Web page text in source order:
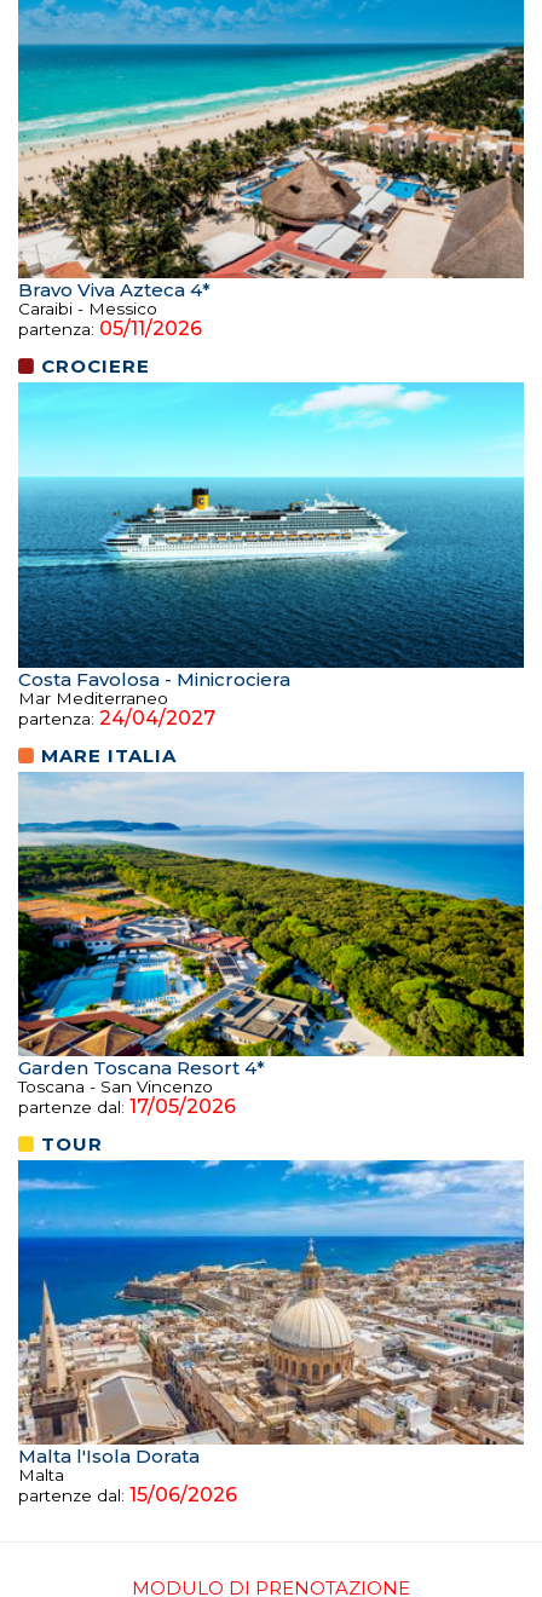
Bravo Viva Azteca 4*
Caraibi - Messico
partenza: 05/11/2026
CROCIERE
Costa Favolosa - Minicrociera
Mar Mediterraneo
partenza: 24/04/2027
MARE ITALIA
Garden Toscana Resort 4*
Toscana - San Vincenzo
partenze dal: 17/05/2026
TOUR
Malta l'Isola Dorata
Malta
partenze dal: 15/06/2026
MODULO DI PRENOTAZIONE